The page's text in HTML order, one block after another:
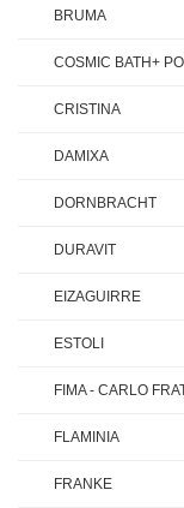
BRUMA
COSMIC BATH+
CRISTINA
DAMIXA
DORNBRACHT
DURAVIT
EIZAGUIRRE
ESTOLI
FIMA - CARLO
FLAMINIA
FRANKE